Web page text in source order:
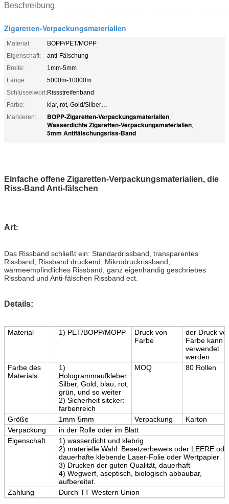
Beschreibung
Zigaretten-Verpackungsmaterialien
Material:
BOPP/PET/MOPP
Eigenschaft:
anti-Fälschung
Breite:
1mm-5mm
Länge:
5000m-10000m
Schlüsselwort:Rissstreifenband
Farbe:
klar, rot, Gold/Silber…
Markieren:
BOPP-Zigaretten-Verpackungsmaterialien,
Wasserdichte Zigaretten-Verpackungsmaterialien,
5mm Antifälschungsriss-Band
Einfache offene Zigaretten-Verpackungsmaterialien, die
Riss-Band Anti-fälschen
Art:
Das Rissband schließt ein: Standardrissband, transparentes
Rissband, Rissband druckend, Mikrodruckrissband,
wärmeempfindliches Rissband, ganz eigenhändig geschriebes
Rissband und Anti-fälschen Rissband ect.
Details:
Material 1) PET/BOPP/MOPP
Druck von
Farbe
der Druck
Farbe kann
verwendet
werden
Farbe des
Materials
1)
Hologrammaufkleber:
Silber, Gold, blau, rot,
grün, und so weiter
2) Sicherheit sitcker:
farbenreich
MOQ 80 Rollen
Größe 1mm-5mm Verpackung
Karton
Verpackung
in der Rolle oder im Blatt
Eigenschaft
1) wasserdicht und klebrig
2) materielle Wahl: Besetzerbeweis oder LEERE
dauerhafte klebende Laser-Folie oder Wertpapier
3) Drucken der guten Qualität, dauerhaft
4) Wegwerf, aseptisch, biologisch abbaubar,
aufbereitet.
Zahlung
Durch TT Western Union